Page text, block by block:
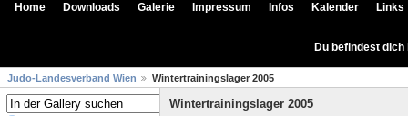
Home Downloads Galerie Impressum Infos Kalender Links
Du befindest
Judo-Landesverband Wien Wintertrainingslager 2005
Wintertrainingslager 2005